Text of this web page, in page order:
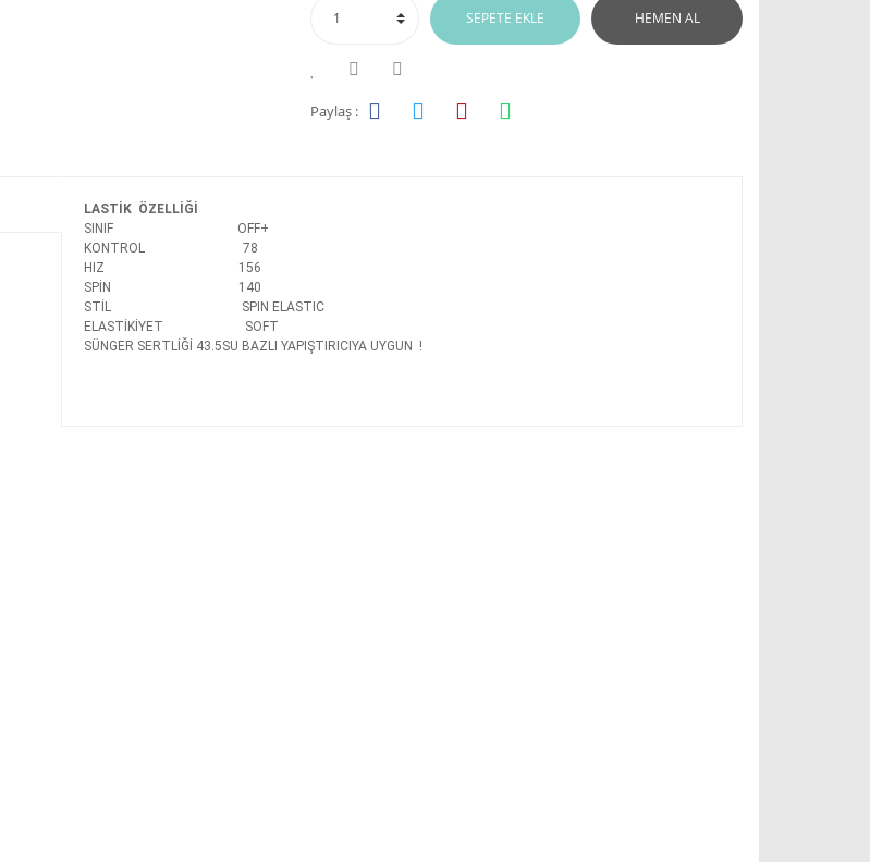
SEPETE EKLE HEMEN AL
Paylaş :
LASTİK ÖZELLİĞİ
SINIF OFF+
KONTROL 78
HIZ 156
SPİN 140
STİL SPIN ELASTIC
ELASTİKİYET SOFT
SÜNGER SERTLİĞİ 43.5SU BAZLI YAPIŞTIRICIYA UYGUN !